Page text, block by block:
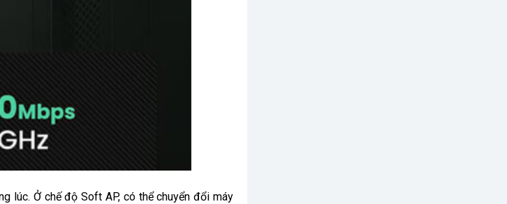
lúc. Ở chế độ Soft AP, có thể chuyển đổi máy